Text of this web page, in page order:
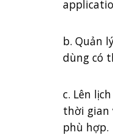
b. Quản
dùng có
c. Lên
thời gian
phù hợp.